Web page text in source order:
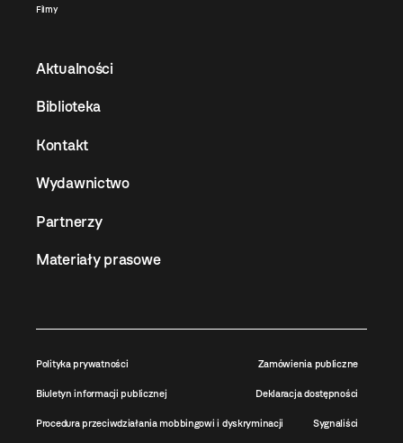
Filmy
Aktualności
Biblioteka
Kontakt
Wydawnictwo
Partnerzy
Materiały prasowe
Polityka prywatności Zamówienia publiczne
Biuletyn informacji publicznej Deklaracja dostępności
Procedura przeciwdziałania mobbingowi i dyskryminacji Sygnaliści